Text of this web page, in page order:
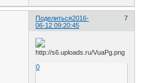
Поделиться 7
2016-
06-12 09:20:45
0